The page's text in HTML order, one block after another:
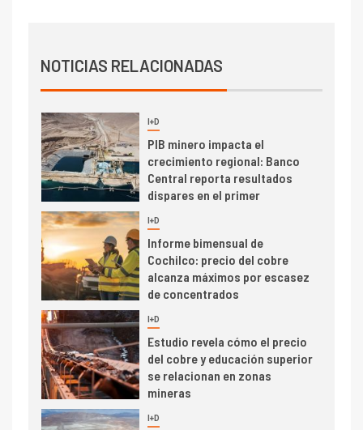
NOTICIAS RELACIONADASProducción minera en mayo de
2026 cae 10,6%
3 I+D
PIB minero impacta el
crecimiento regional: Banco
Central reporta resultados
dispares en el primer
4 I+D
Informe bimensual de
Cochilco: precio del cobre
alcanza máximos por escasez
de concentrados
5 I+D
Estudio revela cómo el precio
del cobre y educación superior
se relacionan en zonas
mineras
6 I+D